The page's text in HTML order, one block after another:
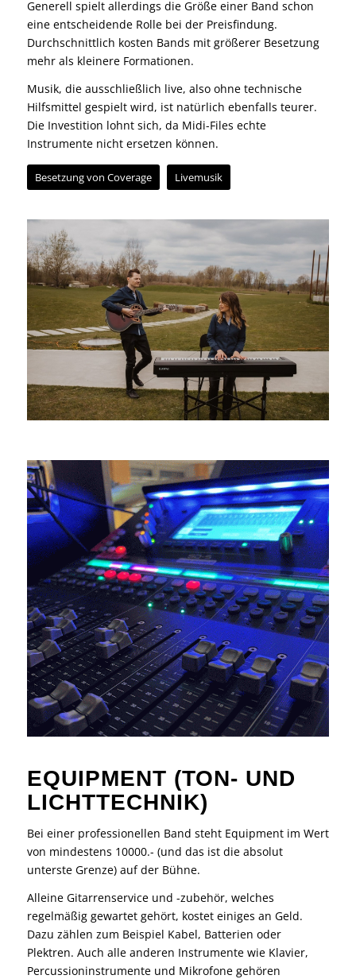
Generell spielt allerdings die Größe einer Band schon
eine entscheidende Rolle bei der Preisfindung.
Durchschnittlich kosten Bands mit größerer Besetzung
mehr als kleinere Formationen.
Musik, die ausschließlich live, also ohne technische
Hilfsmittel gespielt wird, ist natürlich ebenfalls teurer.
Die Investition lohnt sich, da Midi-Files echte
Instrumente nicht ersetzen können.
Besetzung von Coverage Livemusik
EQUIPMENT (TON- UND
LICHTTECHNIK)
Bei einer professionellen Band steht Equipment im Wert
von mindestens 10000.- (und das ist die absolut
unterste Grenze) auf der Bühne.
Alleine Gitarrenservice und -zubehör, welches
regelmäßig gewartet gehört, kostet einiges an Geld.
Dazu zählen zum Beispiel Kabel, Batterien oder
Plektren. Auch alle anderen Instrumente wie Klavier,
Percussioninstrumente und Mikrofone gehören